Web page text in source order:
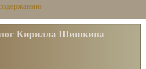
Кирилла Шишкина